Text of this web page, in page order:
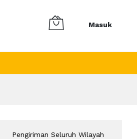
Masuk
Pengiriman Seluruh Wilayah